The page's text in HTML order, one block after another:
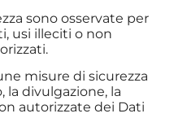
sono osservate per
usi illeciti o non
misure di sicurezza
la divulgazione, la
autorizzate dei Dati